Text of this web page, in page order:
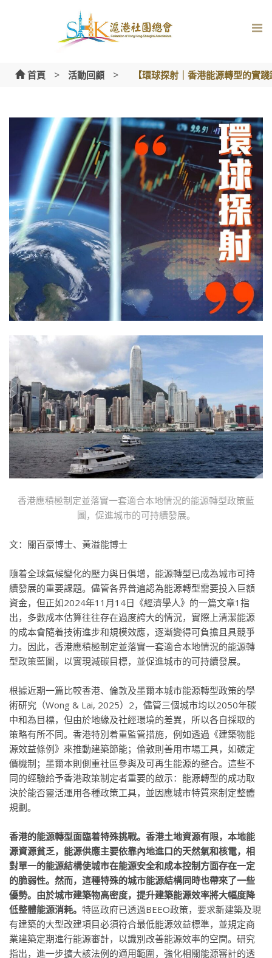
首頁 > 活動回顧 > 【環球探射｜香港能源轉型的實
香港應積極制定並落實一套適合本地情況的能源轉型政策藍
圖，促進城市的可持續發展。
文：關百豪博士、黃溢能博士
隨着全球氣候變化的壓力與日俱增，能源轉型已成為城市可持
續發展的重要課題。儘管各界普遍認為能源轉型需要投入巨額
資金，但正如2024年11月14日《經濟學人》的一篇文章1指
出，多數成本估算往往存在過度誇大的情況，實際上清潔能源
的成本會隨着技術進步和規模效應，逐漸變得可負擔且具競爭
力。因此，香港應積極制定並落實一套適合本地情況的能源轉
型政策藍圖，以實現減碳目標，並促進城市的可持續發展。
根據近期一篇比較香港、倫敦及墨爾本城市能源轉型政策的學
術研究（Wong & Lai, 2025）2，儘管三個城市均以2050年碳
中和為目標，但由於地緣及社經環境的差異，所以各自採取的
策略有所不同。香港特別着重監管措施，例如透過《建築物能
源效益條例》來推動建築節能；倫敦則善用市場工具，如碳定
價機制；墨爾本則側重社區參與及可再生能源的整合。這些不
同的經驗給予香港政策制定者重要的啟示：能源轉型的成功取
決於能否靈活運用各種政策工具，並因應城市特質來制定整體
規劃。
香港的能源轉型面臨着特殊挑戰。香港土地資源有限，本地能
源資源貧乏，能源供應主要依靠內地進口的天然氣和核電，相
對單一的能源結構使城市在能源安全和成本控制方面存在一定
的脆弱性。然而，這種特殊的城市能源結構同時也帶來了一些
優勢。由於城市建築物高密度，提升建築能源效率將大幅度降
低整體能源消耗。 特區政府已透過BEEO政策，要求新建築及現
有建築的大型改建項目必須符合最低能源效益標準，並規定商
業建築定期進行能源審計，以識別改善能源效率的空間。研究
指出，進一步擴大該法例的適用範圍，強化相關能源審計的透